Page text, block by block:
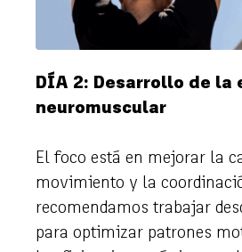
DÍA 2: Desarrollo de la
neuromuscular
El foco está en mejorar la
movimiento y la
recomendamos trabajar
para optimizar patrones